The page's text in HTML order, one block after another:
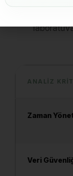
ANALIZ
Zaman
Veri